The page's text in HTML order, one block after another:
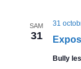
SAM
31
31
Bully